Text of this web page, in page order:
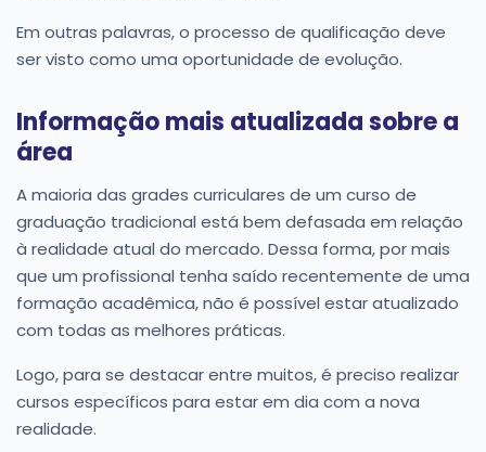
Em outras palavras, o processo de qualificação deve
ser visto como uma oportunidade de evolução.
Informação mais atualizada sobre a
área
A maioria das grades curriculares de um curso de
graduação tradicional está bem defasada em relação
à realidade atual do mercado. Dessa forma, por mais
que um profissional tenha saído recentemente de uma
formação acadêmica, não é possível estar atualizado
com todas as melhores práticas.
Logo, para se destacar entre muitos, é preciso realizar
cursos específicos para estar em dia com a nova
realidade.